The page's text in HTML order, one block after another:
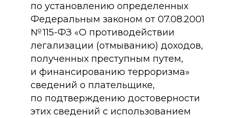
по установлению определенных
Федеральным законом от 07.08.2001
№ 115-ФЗ «О противодействии
легализации (отмыванию) доходов,
полученных преступным путем,
и финансированию терроризма»
сведений о плательщике,
по подтверждению достоверности
этих сведений с использованием